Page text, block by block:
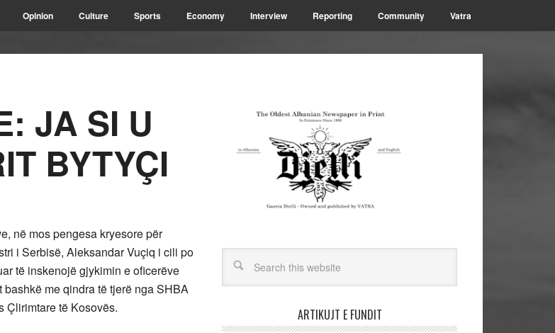
Opinion Culture Sports Economy Interview Reporting Community Vatra
JA SI U
BYTYÇI
në mos pengesa kryesore për
i Serbisë, Aleksandar Vuçiq i cili po
të inskenojë gjykimin e oficerëve
me qindra të tjerë nga SHBA
Çlirimtare të Kosovës.
ARTIKUJT E FUNDIT